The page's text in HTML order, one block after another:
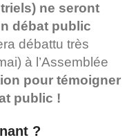
ne seront
débat public
débattu très
à l’Assemblée
pour témoigner
public !
?